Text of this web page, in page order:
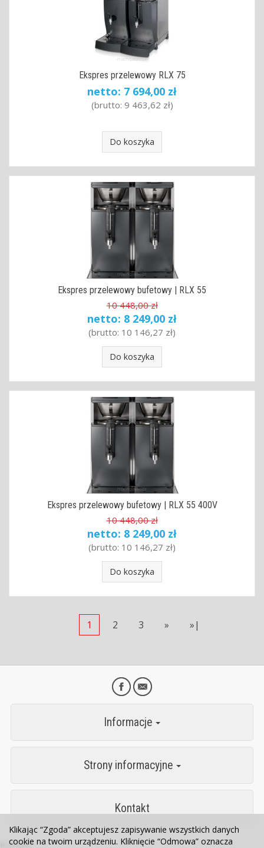
Ekspres przelewowy RLX 75
netto: 7 694,00 zł
(brutto: 9 463,62 zł)
Do koszyka
Ekspres przelewowy bufetowy | RLX 55
10 448,00 zł
netto: 8 249,00 zł
(brutto: 10 146,27 zł)
Do koszyka
Ekspres przelewowy bufetowy | RLX 55 400V
10 448,00 zł
netto: 8 249,00 zł
(brutto: 10 146,27 zł)
Do koszyka
1 2 3 » »|
Informacje
Strony informacyjne
Kontakt
Kontakt
Klikając “Zgoda” akceptujesz zapisywanie wszystkich danych
cookie na twoim urządzeniu. Kliknięcie “Odmowa” oznacza